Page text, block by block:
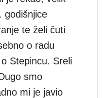
godišnjice
te želi čuti
o radu
Stepincu. Sreli
smo
mi je javio